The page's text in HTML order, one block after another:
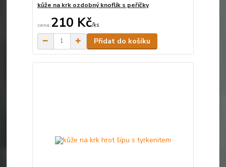
kůže na krk ozdobný knoflík s peříčky
210 Kč/ks
Přidat do košíku